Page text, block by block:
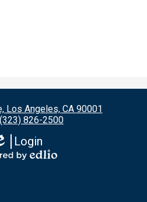
Los Angeles, CA 90001
(323) 826-2500
Login